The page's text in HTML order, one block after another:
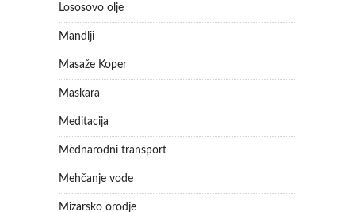
Lososovo olje
Mandlji
Masaže Koper
Maskara
Meditacija
Mednarodni transport
Mehčanje vode
Mizarsko orodje